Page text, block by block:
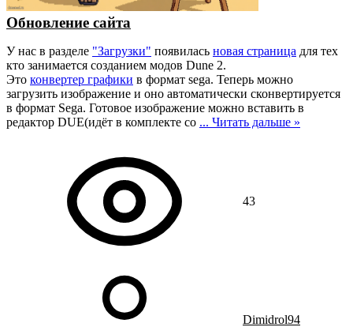
Обновление сайта
У нас в разделе "Загрузки" появилась новая страница для тех
кто занимается созданием модов Dune 2.
Это конвертер графики в формат sega. Теперь можно
загрузить изображение и оно автоматически сконвертируется
в формат Sega. Готовое изображение можно вставить в
редактор DUE(идёт в комплекте со ... Читать дальше »
43
Dimidrol94